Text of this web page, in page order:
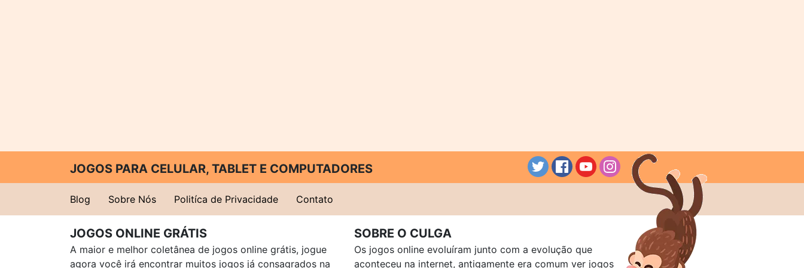
JOGOS PARA CELULAR, TABLET E COMPUTADORES
Blog Sobre Nós Politíca de Privacidade Contato
JOGOS ONLINE GRÁTIS
A maior e melhor coletânea de jogos online grátis, jogue
agora você irá encontrar muitos jogos já consagrados na
SOBRE O CULGA
Os jogos online evoluíram junto com a evolução que
aconteceu na internet, antigamente era comum ver jogos